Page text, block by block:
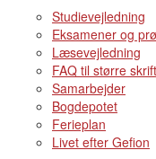
Studievejledning
Eksamener og
Læsevejledning
FAQ til større
Samarbejder
Bogdepotet
Ferieplan
Livet efter Gefion